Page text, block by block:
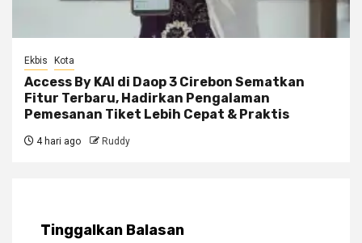
Ekbis Kota
Access By KAI di Daop 3 Cirebon Sematkan
Fitur Terbaru, Hadirkan Pengalaman
Pemesanan Tiket Lebih Cepat & Praktis
4 hari ago Ruddy
Tinggalkan Balasan